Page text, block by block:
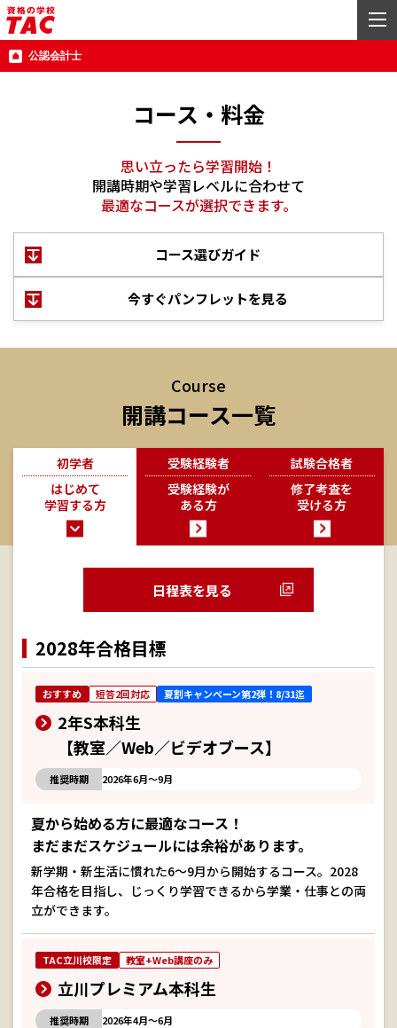
公認会計士
コース・料金
思い立ったら学習開始！
開講時期や学習レベルに合わせて
最適なコースが選択できます。
コース選びガイド
今すぐパンフレットを見る
Course
開講コース一覧
初学者
はじめて
学習する方
受験経験者
受験経験が
ある方
試験合格者
修了考査を
受ける方
日程表を見る
2028年合格目標
おすすめ 短答2回対応 夏割キャンペーン第2弾！8/31迄
2年S本科生
【教室／Web／ビデオブース】
推奨時期 2026年6月～9月
夏から始める方に最適なコース！
まだまだスケジュールには余裕があります。
新学期・新生活に慣れた6～9月から開始するコース。2028
年合格を目指し、じっくり学習できるから学業・仕事との両
立ができます。
TAC立川校限定 教室+Web講座のみ
立川プレミアム本科生
推奨時期 2026年4月～6月